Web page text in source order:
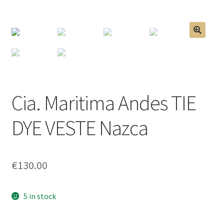
Boutique
Marques
Femme
Homme
Maillot de bain Femme
Cia. Maritima Andes TIE
DYE VESTE Nazca
€130.00
5 in stock